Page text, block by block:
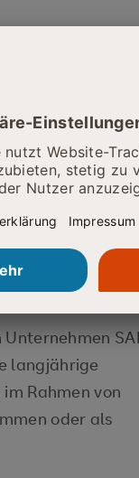
jungen
die
Team
und
Klebeband,
die
langjährige
Rahmen von
oder als